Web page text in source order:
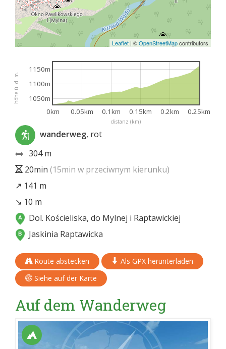
Leaflet | ©OpenStreetMapcontributors
distanz (km)
höhe ü. d. m.
0km 0.05km 0.1km 0.15km 0.2km 0.25km
1050m
1100m
1150m
wanderweg, rot
304 m
20min (15min w przeciwnym kierunku)
↗ 141 m
↘ 10 m
Dol. Kościeliska, do Mylnej i Raptawickiej
Jaskinia Raptawicka
Route abstecken
Als GPX herunterladen
Siehe auf der Karte
Auf dem Wanderweg